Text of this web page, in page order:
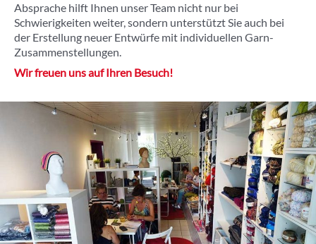
Absprache hilft Ihnen unser Team nicht nur bei
Schwierigkeiten weiter, sondern unterstützt Sie auch bei
der Erstellung neuer Entwürfe mit individuellen Garn-
Zusammenstellungen.
Wir freuen uns auf Ihren Besuch!